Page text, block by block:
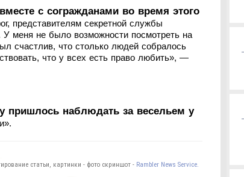
с согражданами во время этого
представителям секретной службы
меня не было возможности посмотреть на
счастлив, что столько людей собралось
что у всех есть право любить», —
пришлось наблюдать за весельем у
статьи, картинки - фото скриншот - Rambler News Service.